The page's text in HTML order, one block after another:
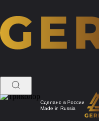
Сделано в России
Made in Russia